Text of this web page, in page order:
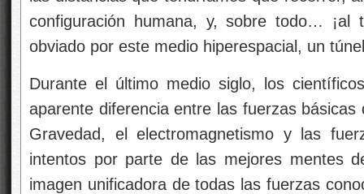
configuración humana, y, sobre todo… ¡al
obviado por este medio hiperespacial, un
Durante el último medio siglo, los
aparente diferencia entre las fuerzas
Gravedad, el electromagnetismo y las
intentos por parte de las mejores mentes
imagen unificadora de todas las fuerzas